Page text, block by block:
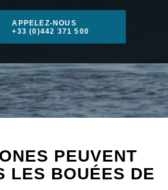
APPELEZ-NOUS
+33 (0)442 371 500
PEUVENT
LES BOUÉES DE